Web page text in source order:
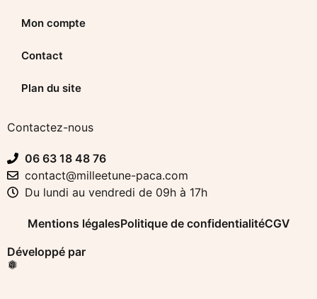
Mon compte
Contact
Plan du site
Contactez-nous
06 63 18 48 76
contact@milleetune-paca.com
Du lundi au vendredi de 09h à 17h
Mentions légalesPolitique de confidentialitéCGV
Développé par